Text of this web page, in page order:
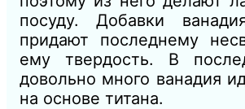
посуду. Добавки
придают последнему
ему твердость. В
довольно много ванадия
на основе титана.